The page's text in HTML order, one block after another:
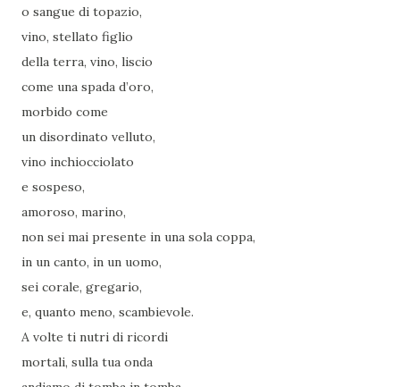
o sangue di topazio,
vino, stellato figlio
della terra, vino, liscio
come una spada d’oro,
morbido come
un disordinato velluto,
vino inchiocciolato
e sospeso,
amoroso, marino,
non sei mai presente in una sola coppa,
in un canto, in un uomo,
sei corale, gregario,
e, quanto meno, scambievole.
A volte ti nutri di ricordi
mortali, sulla tua onda